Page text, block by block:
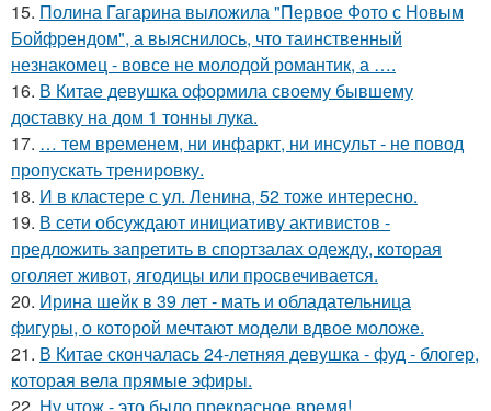
15. Полина Гагарина выложила "Первое Фото с Новым
Бойфрендом", а выяснилось, что таинственный
незнакомец - вовсе не молодой романтик, а ….
16. В Китае девушка оформила своему бывшему
доставку на дом 1 тонны лука.
17. … тем временем, ни инфаркт, ни инсульт - не повод
пропускать тренировку.
18. И в кластере с ул. Ленина, 52 тоже интересно.
19. В сети обсуждают инициативу активистов -
предложить запретить в спортзалах одежду, которая
оголяет живот, ягодицы или просвечивается.
20. Ирина шейк в 39 лет - мать и обладательница
фигуры, о которой мечтают модели вдвое моложе.
21. В Китае скончалась 24-летняя девушка - фуд - блогер,
которая вела прямые эфиры.